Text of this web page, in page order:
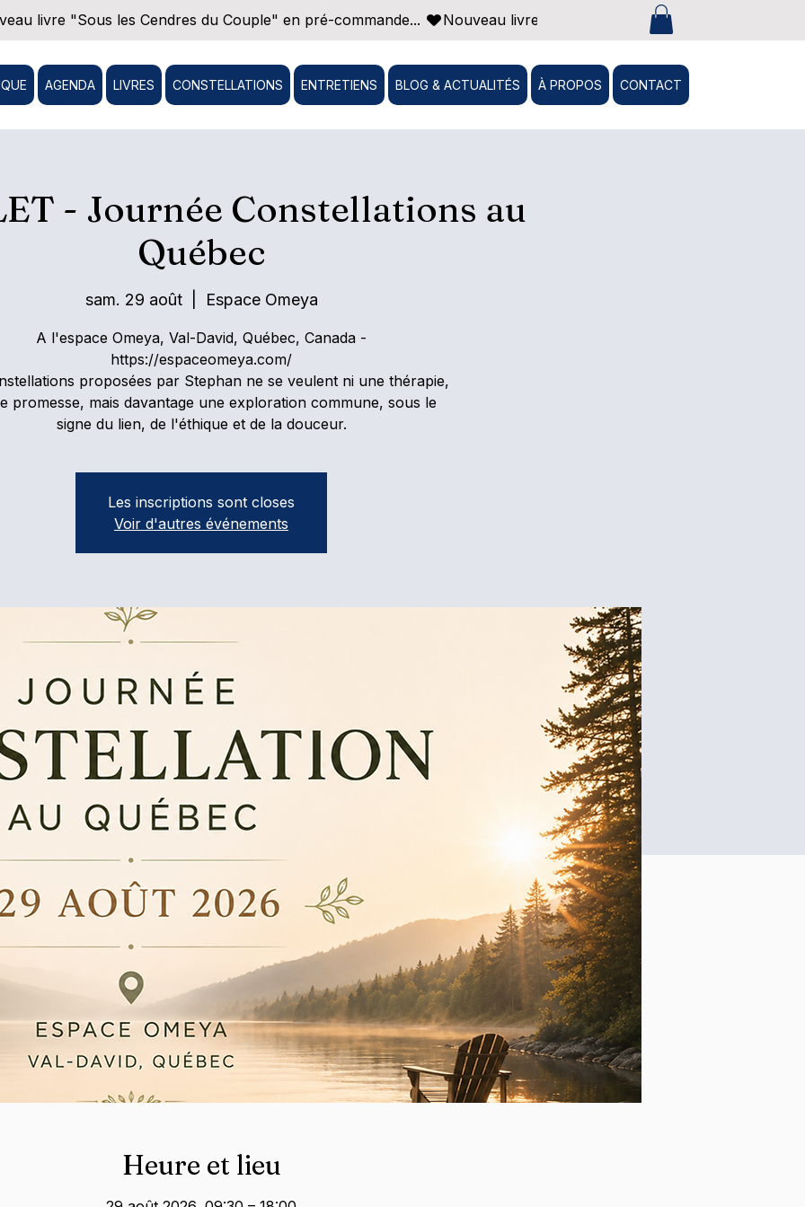
livre "Sous les Cendres du Couple" en pré-commande...
AGENDA LIVRES CONSTELLATIONS ENTRETIENS BLOG & ACTUALITÉS À PROPOS CONTACT
- Journée Constellations au
Québec
sam. 29 août
  |
Espace Omeya
A l'espace Omeya, Val-David, Québec, Canada -
https://espaceomeya.com/
proposées par Stephan ne se veulent ni une thérapie,
promesse, mais davantage une exploration commune, sous le
signe du lien, de l'éthique et de la douceur.
Les inscriptions sont closes
Voir d'autres événements
Heure et lieu